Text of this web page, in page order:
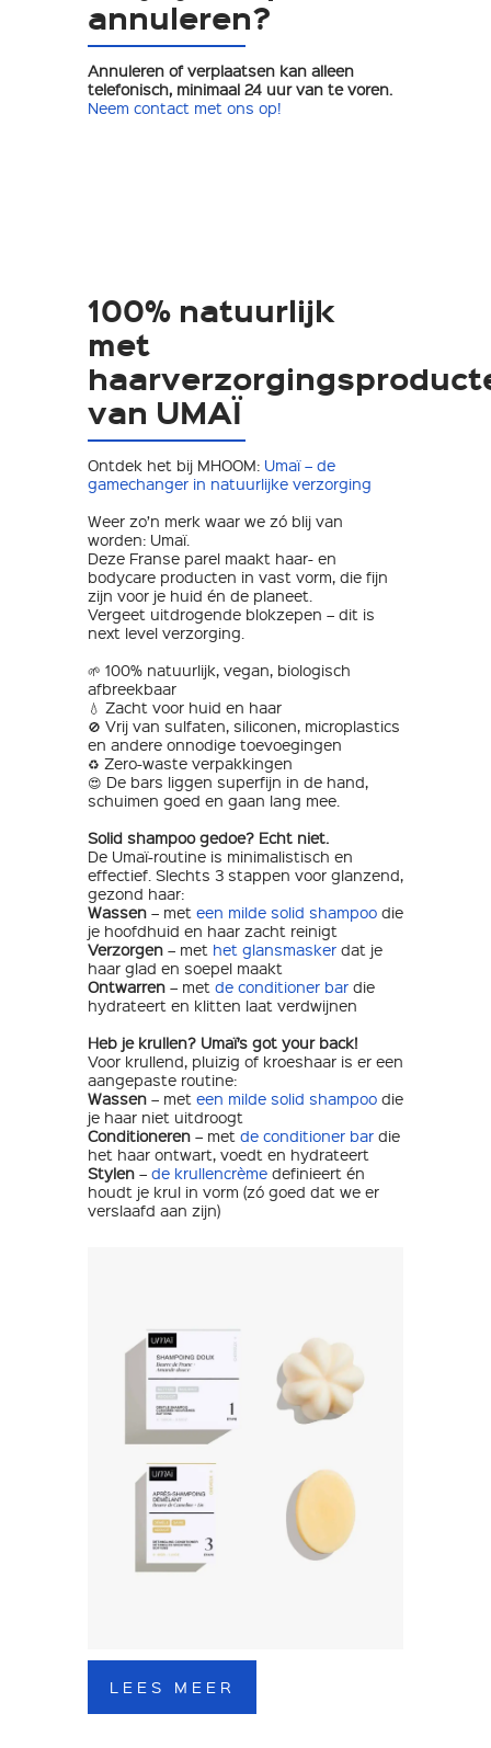
annuleren?
Annuleren of verplaatsen kan alleen
telefonisch, minimaal 24 uur van te voren.
Neem contact met ons op!
100% natuurlijk
met
van UMAÏ
Ontdek het bij MHOOM: Umaï – de
gamechanger in natuurlijke verzorging
Weer zo’n merk waar we zó blij van
worden: Umaï.
Deze Franse parel maakt haar- en
bodycare producten in vast vorm, die fijn
zijn voor je huid én de planeet.
Vergeet uitdrogende blokzepen – dit is
next level verzorging.
🌱 100% natuurlijk, vegan, biologisch
afbreekbaar
💧 Zacht voor huid en haar
🚫 Vrij van sulfaten, siliconen, microplastics
en andere onnodige toevoegingen
♻️ Zero-waste verpakkingen
😍 De bars liggen superfijn in de hand,
schuimen goed en gaan lang mee.
Solid shampoo gedoe? Echt niet.
De Umaï-routine is minimalistisch en
effectief. Slechts 3 stappen voor glanzend,
gezond haar:
Wassen – met een milde solid shampoo die
je hoofdhuid en haar zacht reinigt
Verzorgen – met het glansmasker dat je
haar glad en soepel maakt
Ontwarren – met de conditioner bar die
hydrateert en klitten laat verdwijnen
Heb je krullen? Umaï’s got your back!
Voor krullend, pluizig of kroeshaar is er een
aangepaste routine:
Wassen – met een milde solid shampoo die
je haar niet uitdroogt
Conditioneren – met de conditioner bar die
het haar ontwart, voedt en hydrateert
Stylen – de krullencrème definieert én
houdt je krul in vorm (zó goed dat we er
verslaafd aan zijn)
LEES MEER